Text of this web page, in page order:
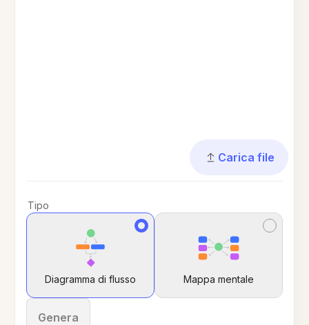
Carica file
Tipo
Diagramma di flusso Mappa mentale
Genera